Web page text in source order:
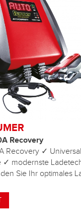
Recovery
Recovery ✓
✓ modernste
Sie Ihr optimales